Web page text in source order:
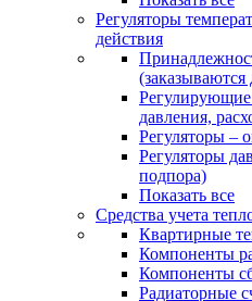
Регуляторы
действия
Регулирующие
давления,
Регуляторы –
Регуляторы
подпора)
Показать все
Средства учета
Квартирные
Компоненты
Компоненты
Радиаторные